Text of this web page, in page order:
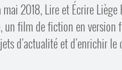
mai 2018, Lire et Écrire
un film de fiction en
d’actualité et d’enrichir